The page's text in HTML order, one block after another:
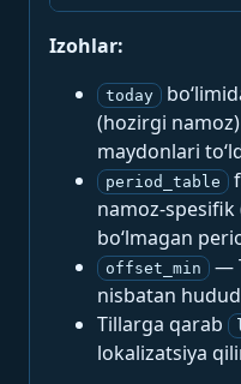
Izohlar:
today
(hozirgi
maydonlari
period_table
namoz-spesifik
bo‘lmagan
offset_min
—
nisbatan
Tillarga qarab
lokalizatsiya